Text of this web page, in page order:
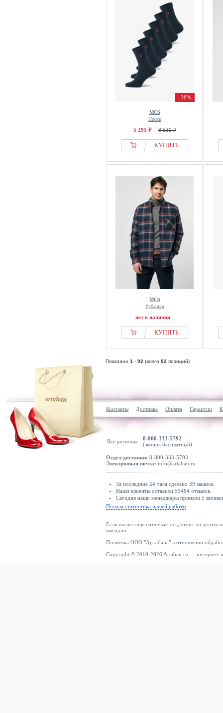
-38%
MCS
Носки
5 295 ₽ 8 530 ₽
КУПИТЬ
MCS
Рубашка
нет в наличии
КУПИТЬ
Показано 1 - 92 (всего 92 позиций)
Контакты Доставка Оплата Гарантии
Все регионы
8-800-333-5792
(звонок бесплатный)
Отдел доставки: 8-800-333-5793
Электронная почта: info@artaban.ru
За последние 24 часа сделано 39 заказов.
Наши клиенты оставили 55484 отзывов.
Сегодня наши менеджеры приняли 5
Полная статистика нашей работы
Если вы все еще сомневаетесь, стоит ли делать
выгодно.
Политика ООО "Артабана" в отношении
Copyright © 2010-2026 Artaban.ru — интернет-